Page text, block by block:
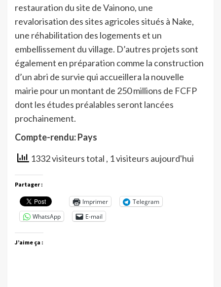
restauration du site de Vainono, une
revalorisation des sites agricoles situés à Nake,
une réhabilitation des logements et un
embellissement du village. D’autres projets sont
également en préparation comme la construction
d’un abri de survie qui accueillera la nouvelle
mairie pour un montant de 250 millions de FCFP
dont les études préalables seront lancées
prochainement.
Compte-rendu: Pays
1332 visiteurs total , 1 visiteurs aujourd'hui
Partager :
Imprimer
Telegram
WhatsApp
E-mail
J’aime ça :